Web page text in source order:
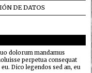
DE DATOS
dolorum mandamus
perpetua consequat
Dico legendos sed an, eu